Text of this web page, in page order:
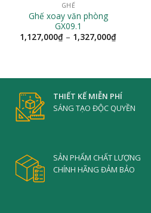
GHẾ
Ghế xoay văn phòng
GX09.1
1,127,000₫ – 1,327,000₫Khoảng
THIẾT KẾ MIỄN PHÍ
SÁNG TẠO ĐỘC QUYỀN
SẢN PHẨM CHẤT LƯỢNG
CHÍNH HÃNG ĐẢM BẢO